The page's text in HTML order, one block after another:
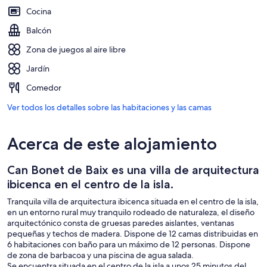
Cocina
Balcón
Zona de juegos al aire libre
Jardín
Comedor
Ver todos los detalles sobre las habitaciones y las camas
Acerca de este alojamiento
Can Bonet de Baix es una villa de arquitectura
ibicenca en el centro de la isla.
Tranquila villa de arquitectura ibicenca situada en el centro de la isla,
en un entorno rural muy tranquilo rodeado de naturaleza, el diseño
arquitectónico consta de gruesas paredes aislantes, ventanas
pequeñas y techos de madera. Dispone de 12 camas distribuidas en
6 habitaciones con baño para un máximo de 12 personas. Dispone
de zona de barbacoa y una piscina de agua salada.